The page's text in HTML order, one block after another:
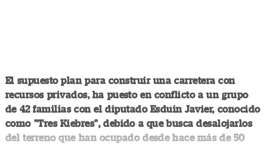
El supuesto plan para construir una carretera con
recursos privados, ha puesto en conflicto a un grupo
de 42 familias con el diputado Esduin Javier, conocido
como "Tres Kiebres", debido a que busca desalojarlos
del terreno que han ocupado desde hace más de 50